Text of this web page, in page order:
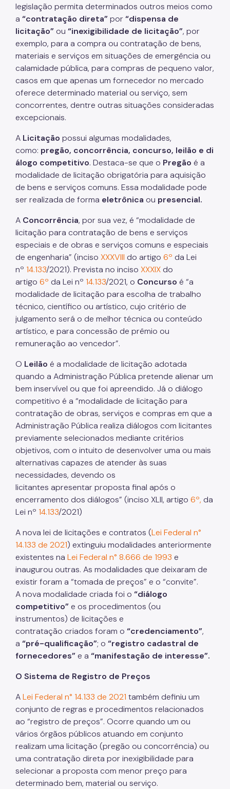
legislação permita determinados outros meios como
a “contratação direta”por “dispensa de
licitação” ou “inexigibilidade de licitação”, por
exemplo, para a compra ou contratação de bens,
materiais e serviços em situações de emergência ou
calamidade pública, para compras de pequeno valor,
casos em que apenas um fornecedor no mercado
oferece determinado material ou serviço, sem
concorrentes, dentre outras situações consideradas
excepcionais.
A Licitação possui algumas modalidades,
como: pregão, concorrência, concurso, leilão e di
álogo competitivo. Destaca-se que o Pregão é a
modalidade de licitação obrigatória para aquisição
de bens e serviços comuns. Essa modalidade pode
ser realizada de forma eletrônica ou presencial.
A Concorrência, por sua vez, é “modalidade de
licitação para contratação de bens e serviços
especiais e de obras e serviços comuns e especiais
de engenharia” (inciso XXXVIII do artigo 6º da Lei
nº 14.133/2021). Prevista no inciso XXXIXdo
artigo 6º da Lei nº 14.133/2021, o Concurso é “a
modalidade de licitação para escolha de trabalho
técnico, científico ou artístico, cujo critério de
julgamento será o de melhor técnica ou conteúdo
artístico, e para concessão de prêmio ou
remuneração ao vencedor”.
O Leilão é a modalidade de licitação adotada
quando a Administração Pública pretende alienar um
bem inservível ou que foi apreendido. Já o diálogo
competitivo é a “modalidade de licitação para
contratação de obras, serviços e compras em que a
Administração Pública realiza diálogos com licitantes
previamente selecionados mediante critérios
objetivos, com o intuito de desenvolver uma ou mais
alternativas capazes de atender às suas
necessidades, devendo os
licitantes apresentar proposta final após o
encerramento dos diálogos” (inciso XLII, artigo 6º, da
Lei nº 14.133/2021)
A nova lei de licitações e contratos (Lei Federal n°
14.133 de 2021) extinguiu modalidades anteriormente
existentes na Lei Federal n° 8.666 de 1993 e
inaugurou outras. As modalidades que deixaram de
existir foram a “tomada de preços” e o “convite”.
A nova modalidade criada foi o “diálogo
competitivo”e os procedimentos (ou
instrumentos) de licitações e
contratação criados foram o “credenciamento”,
a “pré-qualificação”; o “registro cadastral de
fornecedores”e a “manifestação de interesse”.
O Sistema de Registro de Preços
ALei Federal n° 14.133 de 2021 também definiu um
conjunto de regras e procedimentos relacionados
ao “registro de preços”. Ocorre quando um ou
vários órgãos públicos atuando em conjunto
realizam uma licitação (pregão ou concorrência) ou
uma contratação direta por inexigibilidade para
selecionar a proposta com menor preço para
determinado bem, material ou serviço.